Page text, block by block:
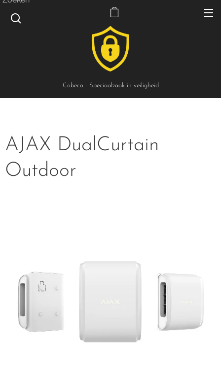
Cobeco - Speciaalzaak in veiligheid
AJAX DualCurtain
Outdoor